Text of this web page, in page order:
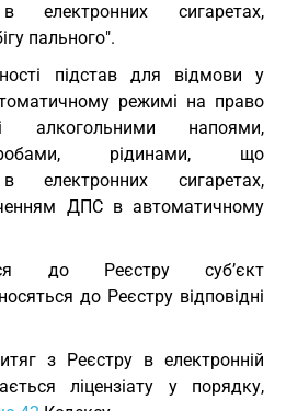
електронних сигаретах,
пального".
підстав для відмови у
режимі на право
алкогольними напоями,
рідинами, що
електронних сигаретах,
ДПС в автоматичному
до Реєстру суб’єкт
до Реєстру відповідні
з Реєстру в електронній
ліцензіату у порядку,